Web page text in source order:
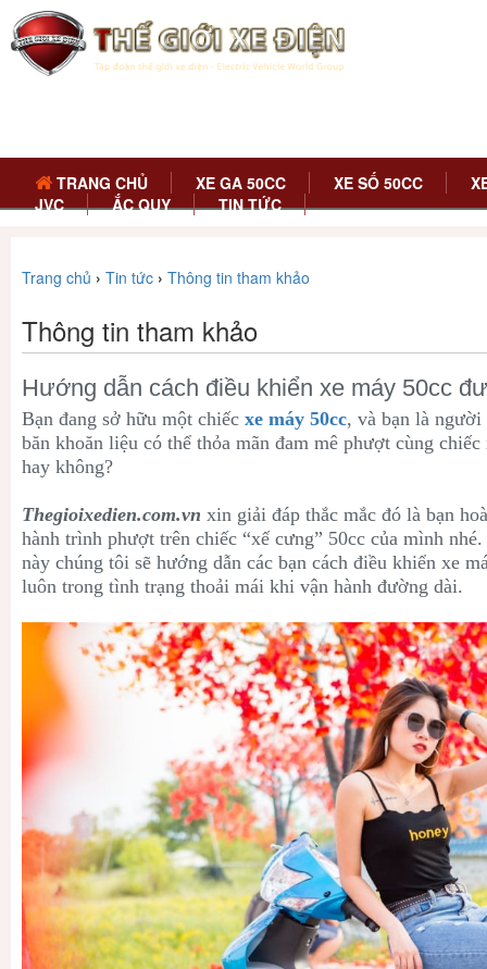
TRANG CHỦ XE GA 50CC XE SỐ 50CC
JVC
ẮC QUY TIN TỨC
Trang chủ › Tin tức › Thông tin tham khảo
Thông tin tham khảo
Hướng dẫn cách điều khiển xe máy 50cc
Bạn đang sở hữu một chiếc xe máy 50cc, và bạn là
băn khoăn liệu có thể thỏa mãn đam mê phượt cùng
hay không?
Thegioixedien.com.vn xin giải đáp thắc mắc đó là bạn
hành trình phượt trên chiếc “xế cưng” 50cc của mình
này chúng tôi sẽ hướng dẫn các bạn cách điều khiển xe
luôn trong tình trạng thoải mái khi vận hành đường dài.